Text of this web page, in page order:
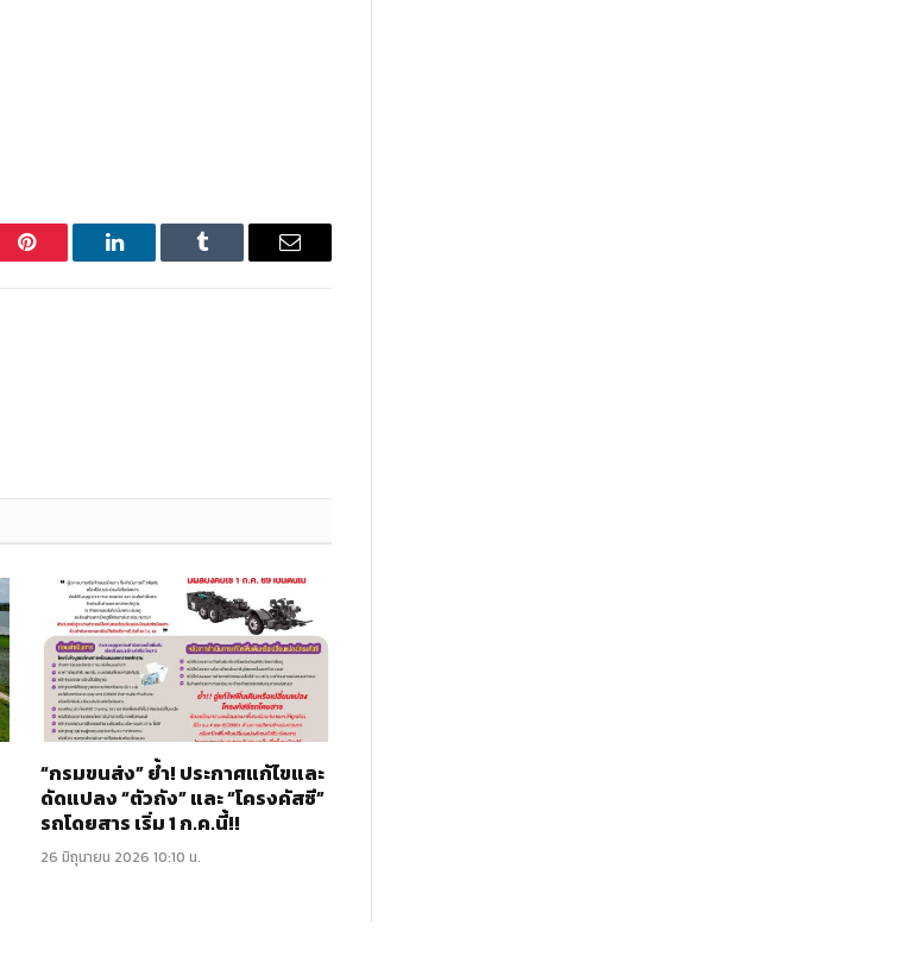
Pinterest LinkedIn Tumblr Email
“กรมขนส่ง” ย้ำ! ประกาศแก้ไขและ
ดัดแปลง “ตัวถัง” และ “โครงคัสซี”
รถโดยสาร เริ่ม 1 ก.ค.นี้!!
26 มิถุนายน 2026 10:10 น.